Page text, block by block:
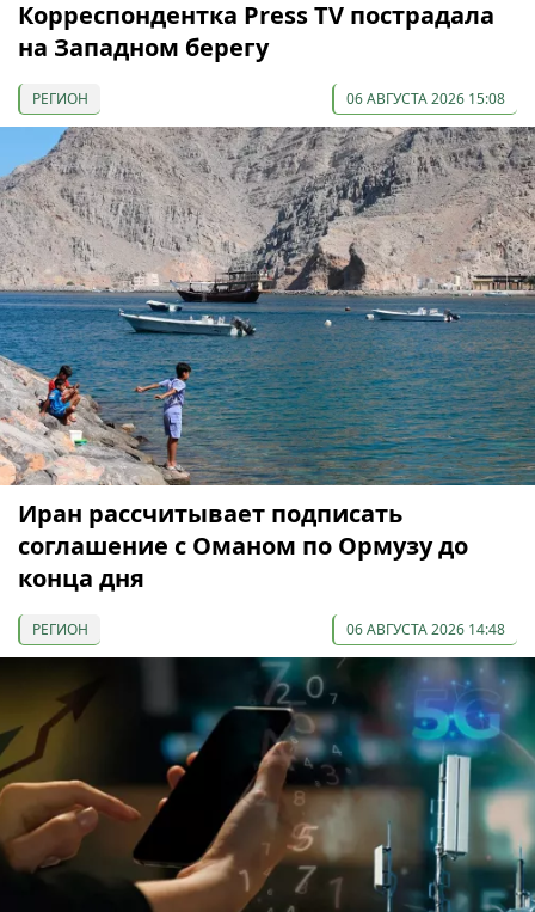
Корреспондентка Press TV пострадала
на Западном берегу
РЕГИОН 06 АВГУСТА 2026 15:08
Иран рассчитывает подписать
соглашение с Оманом по Ормузу до
конца дня
РЕГИОН 06 АВГУСТА 2026 14:48